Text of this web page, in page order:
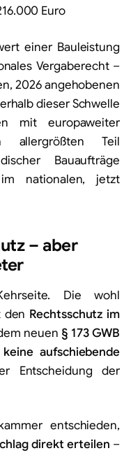
Euro
einer Bauleistung
Vergaberecht –
2026 angehobenen
dieser Schwelle
mit europaweiter
allergrößten Teil
Bauaufträge
nationalen, jetzt
– aber
Die wohl
den Rechtsschutz im
neuen § 173 GWB
keine aufschiebende
Entscheidung der
entschieden,
direkt erteilen –